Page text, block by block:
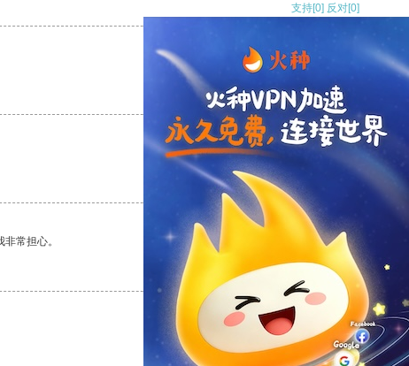
支持[0] 反对[0]
支持[0] 反对
支持
常担心。
反对 [0]
支持[0] 反对[0]